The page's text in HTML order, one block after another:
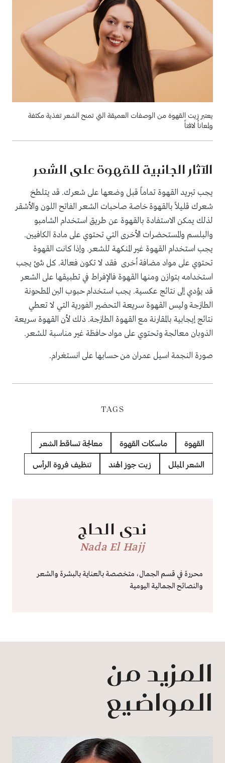
يعتبر زيت القهوة من الوصفات العميقة التي تمنح الشعر تغذية مكثفة
ولمعاناً لافتاً
الآثار الجانبية للقهوة على الشعر
يجب تبريد القهوة تماماً قبل وضعها على شعرك. قد يتلطخ
شعرك قليلاً بالقهوة خاصة صاحبات الشعر الفاتح اللون والأشقر
لذلك يمكن الاستفادة بالقهوة عن طريق استخدام الشامبو
والبلسم والمستحضرات الأخرى التي تحتوي على مادة الكافيين.
يجب استخدام القهوة غير المنكهة للشعر. وإذا كانت القهوة
تحتوي على مواد مضافة أخرى فقد لا تكون فعالة. كل شئ يجب
استخدامه بتوازن ومنها القهوة فالإفراط في تطبيقها على الشعر
قد يؤدي إلى نتائج عكسية. يجب استخدام حبوب البن المطحونة
الطازجة وليس القهوة سريعة التحضير الفورية التي لا تعطي
نتائج إيجابية بالمقارنة مع القهوة الطازجة. ذلك لأن القهوة سريعة
الذوبان معالجة وتحتوي على مواد حافظة غير مناسبة للشعر.
صورة النجمة اسيل عمران من حسابها على انستغرام.
TAGS
القهوة ماسكات القهوة معالجة تساقط الشعر
الشعر المبلل زيت جوز الهند تنظيف فروة الرأس
ندى الحاج
Nada El Hajj
محررة في قسم الجمال، متخصصة بالعناية بالبشرة والشعر
والنصائح الجمالية اليومية
المزيد من
المواضيع